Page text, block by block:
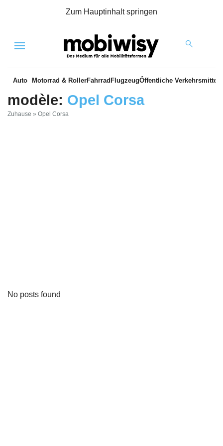
Zum Hauptinhalt springen
Menu
Auto Motorrad & RollerFahrrad FlugzeugÖffentliche Verkehrsmittel
modèle: Opel Corsa
Zuhause » Opel Corsa
No posts found